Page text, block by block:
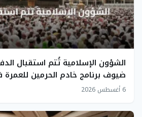
الشؤون الإسلامية تُتم استقبال
ضيوف برنامج خادم الحرمين للعمرة
6 أغسطس 2026